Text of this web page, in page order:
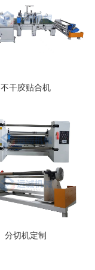
不干胶贴合机
​分切机定制